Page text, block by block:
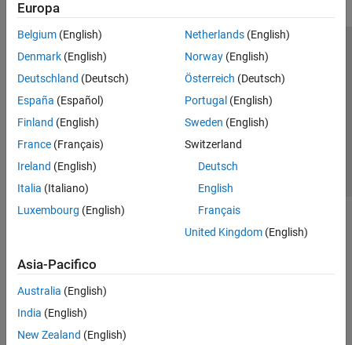
Reporting and Database Access
Application Deployment
Verification, Validation, and Test
Cloud Capabilities
Teaching and Learning
Applications
AI and Statistics
Mathematics and Optimization
Signal Processing
Test and Measurement
RF and Mixed Signal
Robotics and Autonomous Systems
Europa
Belgium (English)
Denmark (English)
Deutschland (Deutsch)
España (Español)
Finland (English)
France (Français)
Ireland (English)
Italia (Italiano)
Luxembourg (English)
Netherlands(English)
Norway(English)
Österreich (Deutsch)
Portugal (English)
Sweden (English)
Switzerland
Deutsch
English
Français
United Kingdom(English)
Asia-Pacifico
Australia (English)
India (English)
New Zealand (English)
Centro di fiducia
Informativa sulla privacy
Antipirateria
Stato dell'applicazione
Contatti
© 1994-2026 The MathWorks, Inc.